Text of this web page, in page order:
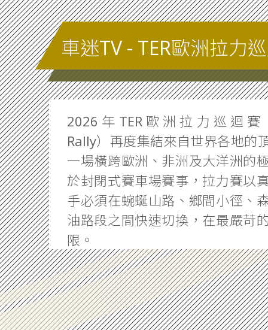
車迷TV - TER歐洲拉力
2026年TER歐洲拉力巡迴賽
Rally）再度集結來自世界各地的
一場橫跨歐洲、非洲及大洋洲的
於封閉式賽車場賽事，拉力賽以
手必須在蜿蜒山路、鄉間小徑、
油路段之間快速切換，在最嚴苛
限。